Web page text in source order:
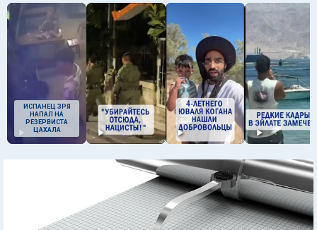
ИСПАНЕЦ ЗРЯ
НАПАЛ НА
РЕЗЕРВИСТА
ЦАХАЛА